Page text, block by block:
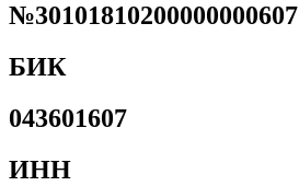
№30101810200000000607
БИК
043601607
ИНН